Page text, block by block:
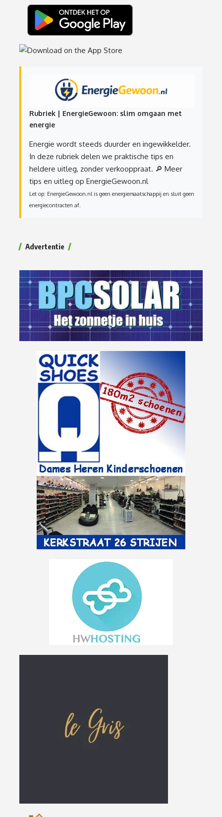
Rubriek | EnergieGewoon: slim omgaan met
energie
Energie wordt steeds duurder en ingewikkelder.
In deze rubriek delen we praktische tips en
heldere uitleg, zonder verkooppraat. 🔎 Meer
tips en uitleg op EnergieGewoon.nl
Let op: EnergieGewoon.nl is geen energiemaatschappij en sluit geen
energiecontracten af.
Advertentie